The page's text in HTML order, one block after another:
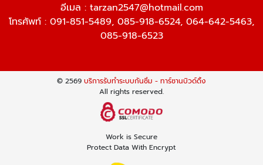
อีเมล : tarzan2547@hotmail.com
โทรศัพท์ : 091-851-5489, 085-918-6524, 064-642-5463,
085-918-6523
© 2569บริการรับทำระบบกันซึม - ทาร์ซานบิวด์ดิ้ง
All rights reserved.
Work is Secure
Protect Data With Encrypt